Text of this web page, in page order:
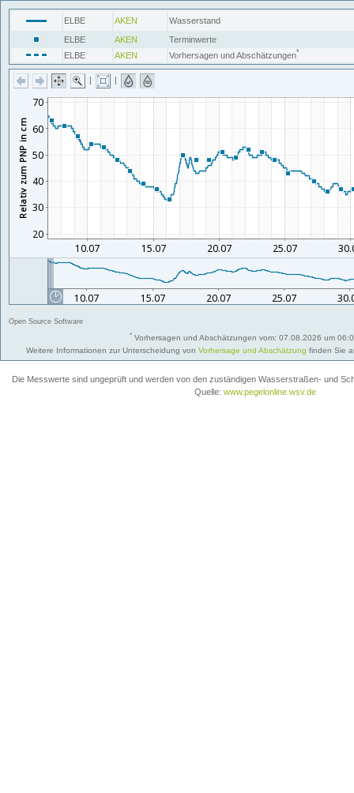
ELBE AKEN
Wasserstand
ELBE
AKEN
Terminwerte
ELBE
AKEN Vorhersagen und Abschätzungen*
| |
Open Source Software
* Vorhersagen und Abschätzungen vom: 07.08.2026 um
Weitere Informationen zur Unterscheidung von Vorhersage und Abschätzung finden Sie
Die Messwerte sind ungeprüft und werden von den zuständigen Wasserstraßen- und
Quelle: www.pegelonline.wsv.de